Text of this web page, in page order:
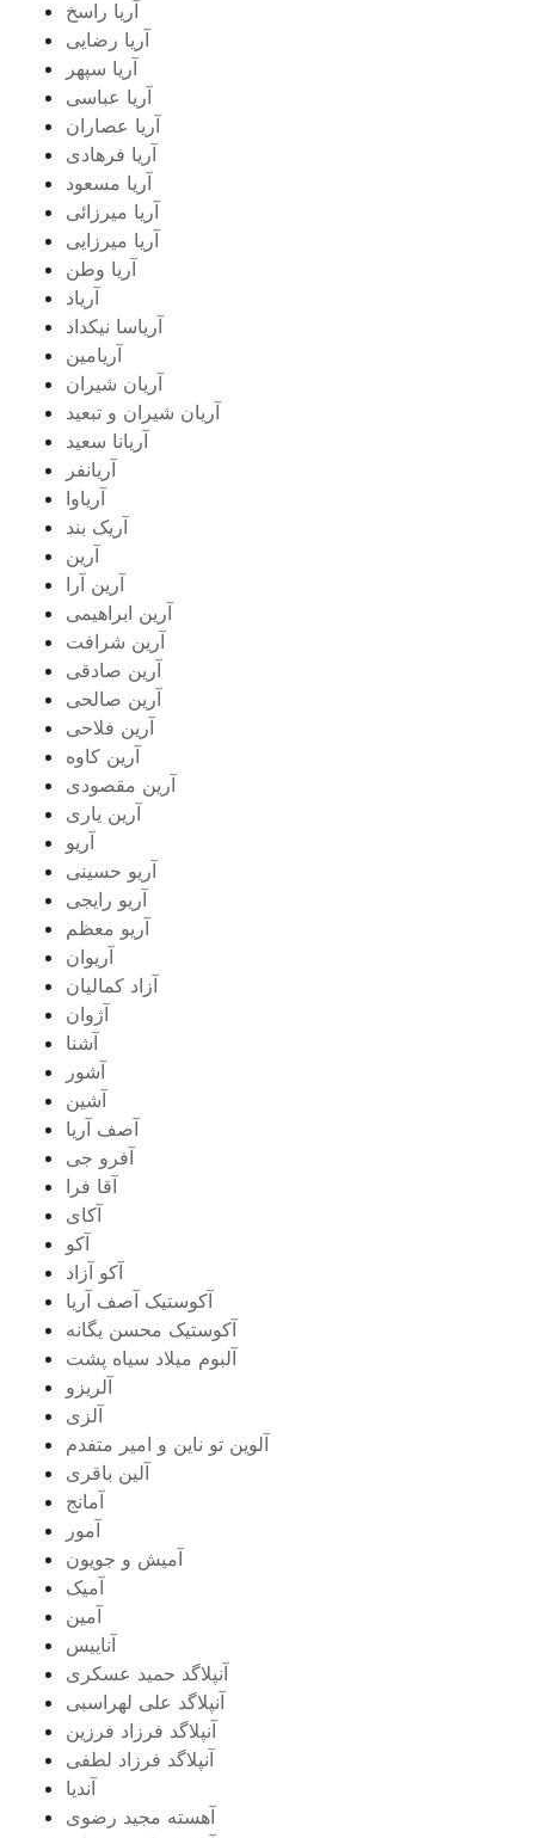
آریا راسخ
آریا رضایی
آریا سپهر
آریا عباسی
آریا عصاران
آریا فرهادی
آریا مسعود
آریا میرزائی
آریا میرزایی
آریا وطن
آریاد
آریاسا نیکداد
آریامین
آریان شیران
آریان شیران و تبعید
آریانا سعید
آریانفر
آریاوا
آریک بند
آرین
آرین آرا
آرین ابراهیمی
آرین شرافت
آرین صادقی
آرین صالحی
آرین فلاحی
آرین کاوه
آرین مقصودی
آرین یاری
آریو
آریو حسینی
آریو رایجی
آریو معظم
آریوان
آزاد کمالیان
آژوان
آشنا
آشور
آشین
آصف آریا
آفرو جی
آقا فرا
آکای
آکو
آکو آزاد
آکوستیک آصف آریا
آکوستیک محسن یگانه
آلبوم میلاد سیاه پشت
آلریزو
آلزی
آلوین تو ناین و امیر متفدم
آلین باقری
آمانج
آمور
آمیش و جویون
آمیک
آمین
آناییس
آنپلاگد حمید عسکری
آنپلاگد علی لهراسبی
آنپلاگد فرزاد فرزین
آنپلاگد فرزاد لطفی
آندیا
آهسته مجید رضوی